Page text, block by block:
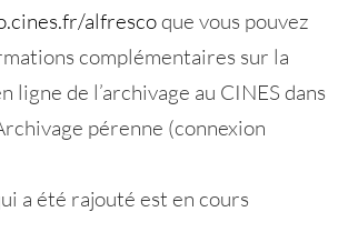
alfrescoque vous pouvez
complémentaires sur la
ligne de l’archivage au CINES dans
pérenne (connexion
a été rajouté est en cours